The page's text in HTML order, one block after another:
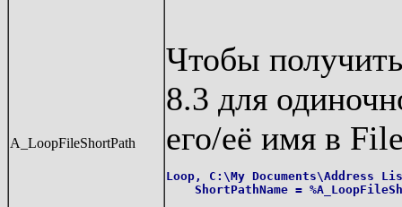
A_LoopFileShortPath
Чтобы
8.3 для
его/её имя в
Loop, C:\My Documents\Address